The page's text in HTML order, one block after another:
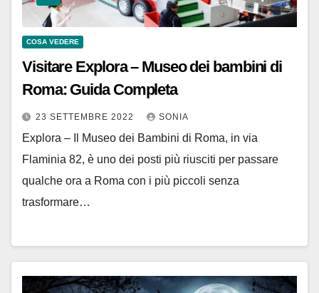
COSA VEDERE
Visitare Explora – Museo dei bambini di
Roma: Guida Completa
23 SETTEMBRE 2022 SONIA
Explora – Il Museo dei Bambini di Roma, in via
Flaminia 82, è uno dei posti più riusciti per passare
qualche ora a Roma con i più piccoli senza
trasformare…